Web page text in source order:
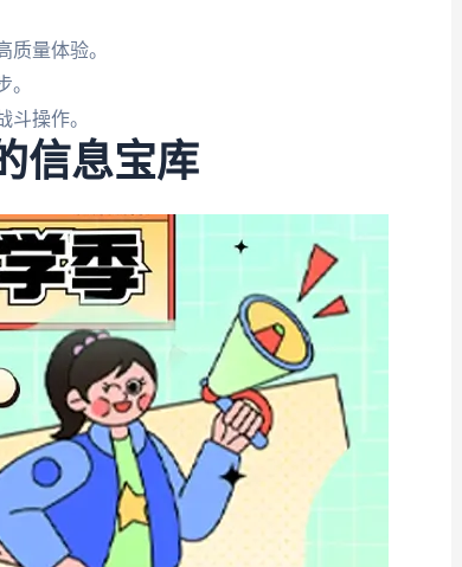
量体验。
操作。
信息宝库